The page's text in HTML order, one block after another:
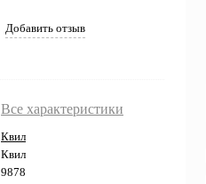
Добавить отзыв
Все характеристики
Квил
Квил
9878